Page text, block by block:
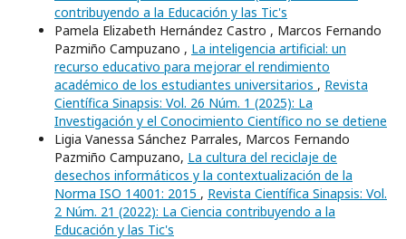
contribuyendo a la Educación y las Tic's
Pamela Elizabeth Hernández Castro , Marcos Fernando
Pazmiño Campuzano , La inteligencia artificial: un
recurso educativo para mejorar el rendimiento
académico de los estudiantes universitarios , Revista
Científica Sinapsis: Vol. 26 Núm. 1 (2025): La
Investigación y el Conocimiento Científico no se detiene
Ligia Vanessa Sánchez Parrales, Marcos Fernando
Pazmiño Campuzano, La cultura del reciclaje de
desechos informáticos y la contextualización de la
Norma ISO 14001: 2015 , Revista Científica Sinapsis: Vol.
2 Núm. 21 (2022): La Ciencia contribuyendo a la
Educación y las Tic's